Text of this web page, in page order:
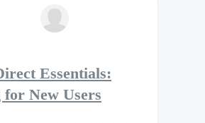
Essentials:
New Users